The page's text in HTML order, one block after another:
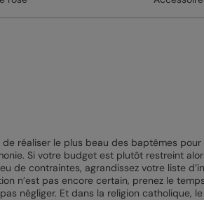
réaliser le plus beau des baptêmes
Si votre budget est plutôt restreint
de contraintes, agrandissez votre liste
n’est pas encore certain, prenez le
négliger. Et dans la religion catholique,